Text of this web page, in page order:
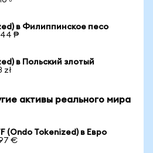
в Филиппинское песо
₱
в Польский злотый
zł
активы реального мира
(Ondo Tokenized) в Евро
€